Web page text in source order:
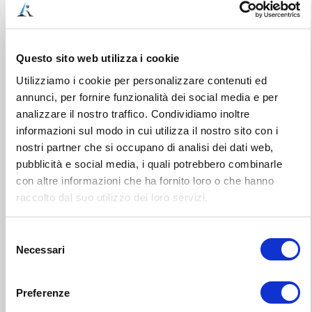
Questo sito web utilizza i cookie
Utilizziamo i cookie per personalizzare contenuti ed
annunci, per fornire funzionalità dei social media e per
analizzare il nostro traffico. Condividiamo inoltre
informazioni sul modo in cui utilizza il nostro sito con i
nostri partner che si occupano di analisi dei dati web,
pubblicità e social media, i quali potrebbero combinarle
con altre informazioni che ha fornito loro o che hanno
raccolto dal suo utilizzo dei loro servizi.
delNecessari
Preferenze
Chiapponi
fisioterapista da quasi 20